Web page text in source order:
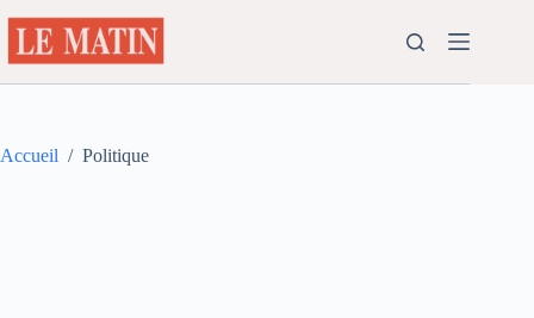
au
contenu
Accueil / Politique